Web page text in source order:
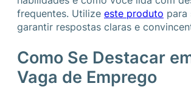
frequentes. Utilize este produto para
garantir respostas claras e
Como Se Destacar
Vaga de Emprego